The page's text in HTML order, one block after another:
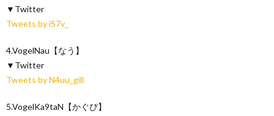
▼Twitter
Tweets by iS7v_
4.VogelNau【なう】
▼Twitter
Tweets by N4uu_gill
5.VogelKa9taN【かぐぴ】